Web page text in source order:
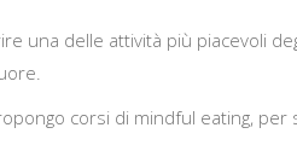
una delle attività più piacevoli
corsi di mindful eating, per